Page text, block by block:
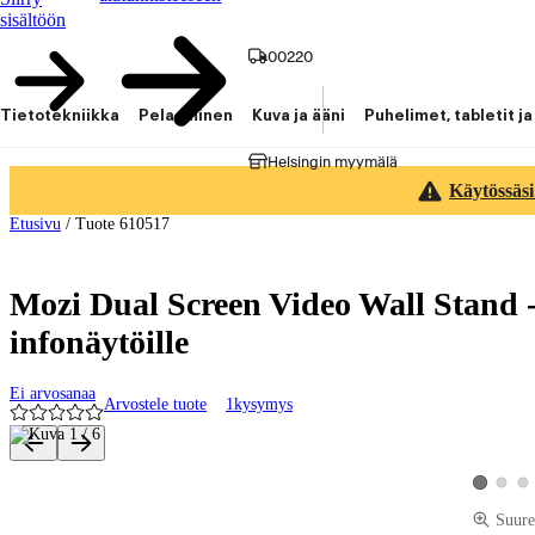
sisältöön
00220
Helsingin myymälä
Tietotekniikka Pelaaminen Kuva ja ääni Puhelimet, tabletit
Etusivu / Tuote 610517
Mozi Dual Screen Video Wall
infonäytöille
Ei arvosanaa
Arvostele tuote 1kysymys
Tuotteen kuvat ja videot
KatsoKatso